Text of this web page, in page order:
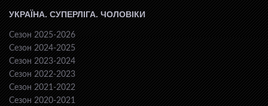
УКРАЇНА. СУПЕРЛІГА. ЧОЛОВІКИ
Сезон 2025-2026
Сезон 2024-2025
Сезон 2023-2024
Сезон 2022-2023
Сезон 2021-2022
Сезон 2020-2021